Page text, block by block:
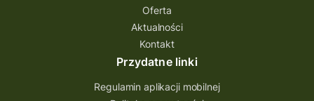
Oferta
Aktualności
Kontakt
Przydatne linki
Regulamin aplikacji mobilnej